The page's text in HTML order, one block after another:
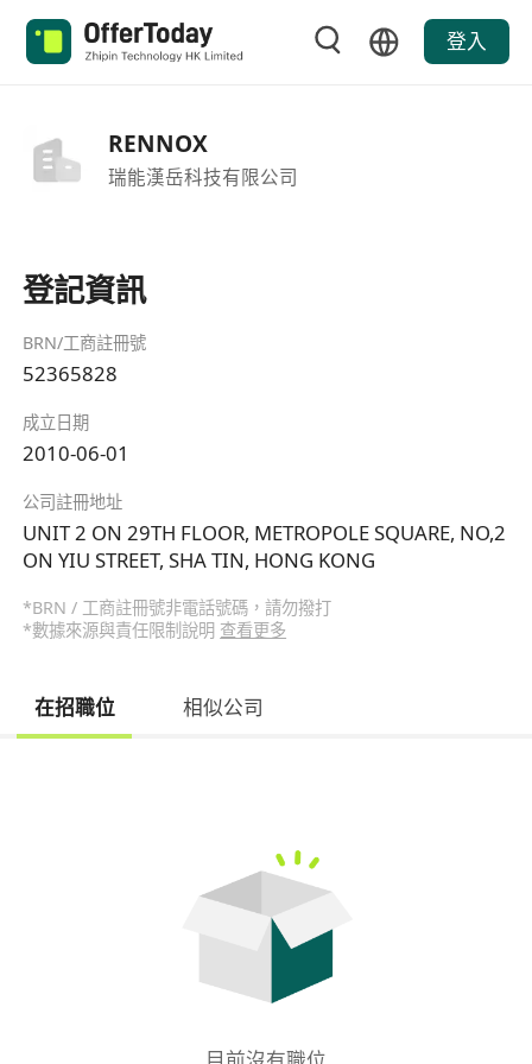
登入
RENNOX
瑞能漢岳科技有限公司
登記資訊
BRN/工商註冊號
52365828
成立日期
2010-06-01
公司註冊地址
UNIT 2 ON 29TH FLOOR, METROPOLE SQUARE, NO,2
ON YIU STREET, SHA TIN, HONG KONG
*BRN / 工商註冊號非電話號碼，請勿撥打
*數據來源與責任限制說明 查看更多
在招職位 相似公司